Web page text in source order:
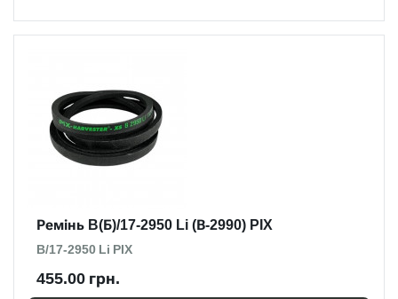
Ремінь B(Б)/17-2950 Li (В-2990) PIX
B/17-2950 Li PIX
455.00 грн.